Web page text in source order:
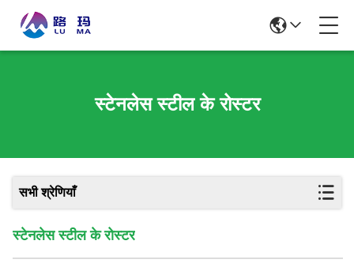
स्टेनलेस स्टील के रोस्टर
सभी श्रेणियाँ
स्टेनलेस स्टील के रोस्टर